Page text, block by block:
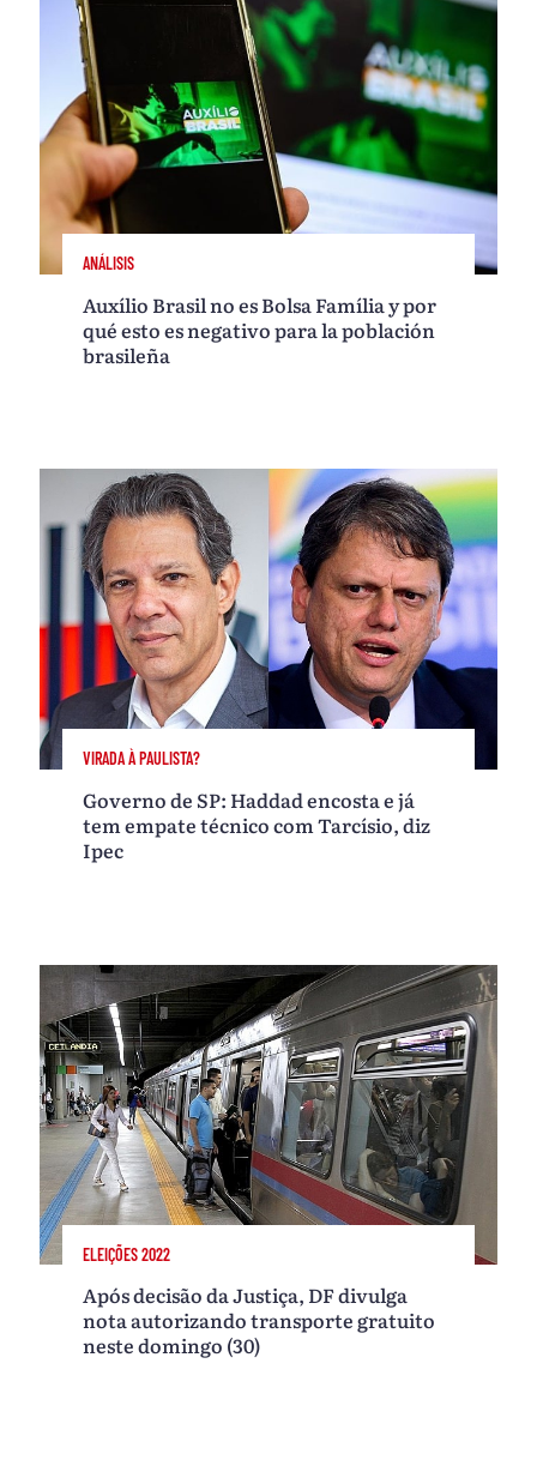
ANÁLISIS
Auxílio Brasil no es Bolsa Família y por
qué esto es negativo para la población
brasileña
VIRADA À PAULISTA?
Governo de SP: Haddad encosta e já
tem empate técnico com Tarcísio, diz
Ipec
ELEIÇÕES 2022
Após decisão da Justiça, DF divulga
nota autorizando transporte gratuito
neste domingo (30)